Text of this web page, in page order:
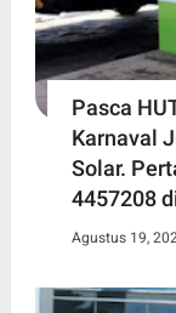
Pasca
Karnaval
Solar.
4457208
Agustus 19,